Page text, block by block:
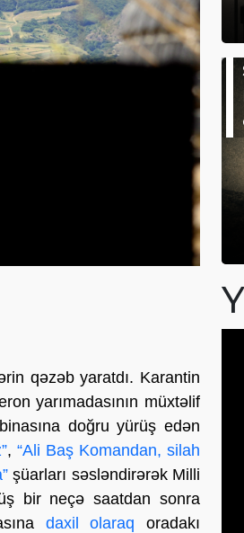
qəzəb yaratdı. Karantin
yarımadasının müxtəlif
doğru yürüş edən
,“Ali Baş Komandan, silah
şüarları səsləndirərək Milli
bir neçə saatdan sonra
daxil olaraq oradakı